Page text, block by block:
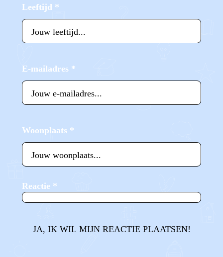
Leeftijd *
E-mailadres *
Woonplaats *
Reactie *
JA, IK WIL MIJN REACTIE PLAATSEN!